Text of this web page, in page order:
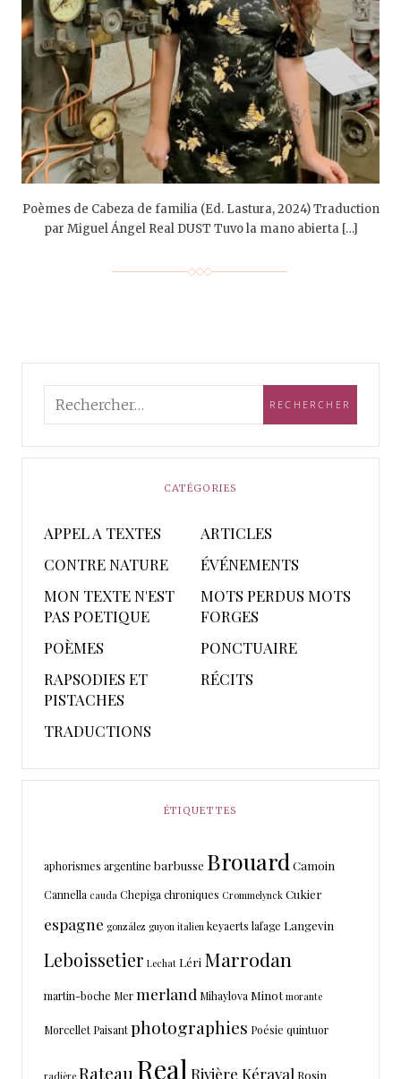
Poèmes de Cabeza de familia (Ed. Lastura, 2024) Traduction
par Miguel Ángel Real DUST Tuvo la mano abierta […]
CATÉGORIES
APPEL A TEXTES
ARTICLES
CONTRE NATURE
ÉVÉNEMENTS
MON TEXTE N'EST
PAS POETIQUE
MOTS PERDUS MOTS
FORGES
POÈMES
PONCTUAIRE
RAPSODIES ET
PISTACHES
RÉCITS
TRADUCTIONS
ÉTIQUETTES
aphorismes argentine barbusse Brouard Camoin
Cannella cauda Chepigachroniques Crommelynck Cukier
espagne gonzález guyon italien keyaerts lafage Langevin
Leboissetier Lechat Léri Marrodan
martin-boche Mermerland Mihaylova Minot morante
Morcellet Paisantphotographies Poésie quintuor
radière RateauReal Rivière Kéraval Rosin